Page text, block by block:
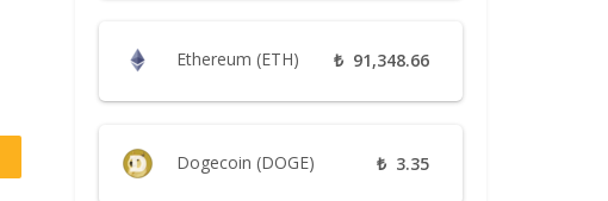
Ethereum (ETH) ₺ 91,348.66
Dogecoin (DOGE) ₺ 3.35